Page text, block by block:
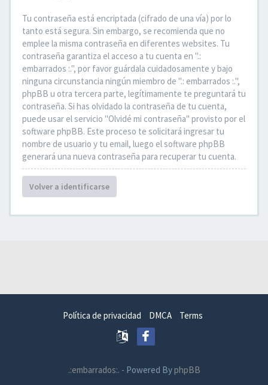
Tu contraseña está encriptada (cifrado de una vía) por lo
tanto está segura. Sin embargo, se recomienda que no
emplee la misma contraseña en diferentes websites. Tu
contraseña garantiza el acceso a tu cuenta en ".:
embarrados :.", por favor guárdala cuidadosamente y bajo
ninguna circunstancia ningún miembro de ".: embarrados :.",
phpBB u otra tercera parte, legítimamente te preguntará tu
contraseña. Si has olvidado la contraseña de tu cuenta,
puede usar el servicio "Olvidé mi contraseña" provisto por el
software phpBB. Este proceso te solicitará ingresar tu
nombre de usuario y tu email, luego el software phpBB
generará una nueva contraseña para recuperar tu cuenta.
Volver a identificarse
Política de privacidad DMCA Terms
.:embarrados:. - Powered ByphpBB